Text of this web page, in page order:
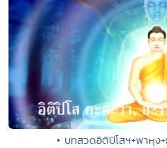
• บทสวดอิติปิโสฯ+พาหุ